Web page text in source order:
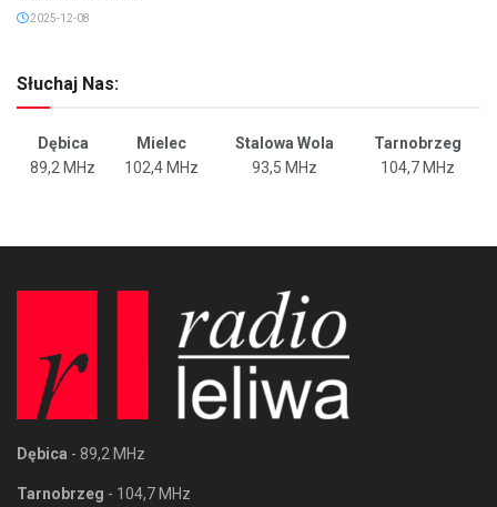
2025-12-08
Słuchaj Nas:
Dębica Mielec Stalowa Wola
Tarnobrzeg
89,2 MHz
102,4 MHz 93,5 MHz 104,7 MHz
Dębica - 89,2 MHz
Tarnobrzeg - 104,7 MHz